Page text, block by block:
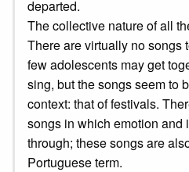
departed.
The collective nature of all
There are virtually no songs
few adolescents may get
sing, but the songs seem to
context: that of festivals.
songs in which emotion
through; these songs are
Portuguese term.